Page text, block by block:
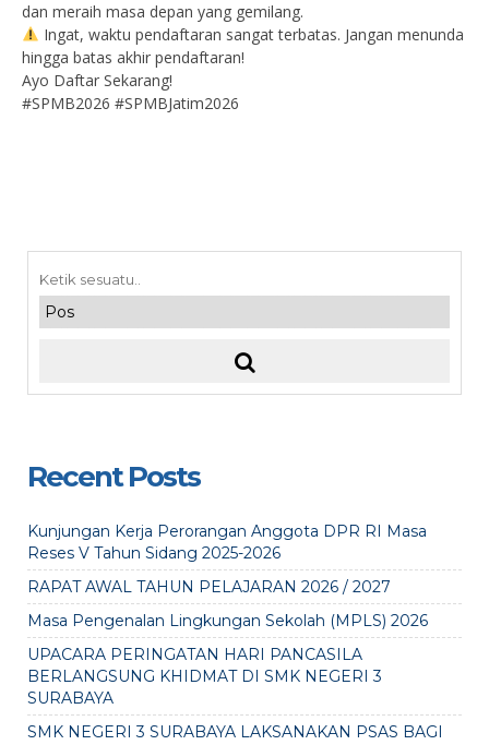
dan meraih masa depan yang gemilang.
Ingat, waktu pendaftaran sangat terbatas. Jangan menunda
hingga batas akhir pendaftaran!
Ayo Daftar Sekarang!
#SPMB2026 #SPMBJatim2026
Recent Posts
Kunjungan Kerja Perorangan Anggota DPR RI Masa
Reses V Tahun Sidang 2025-2026
RAPAT AWAL TAHUN PELAJARAN 2026 / 2027
Masa Pengenalan Lingkungan Sekolah (MPLS) 2026
UPACARA PERINGATAN HARI PANCASILA
BERLANGSUNG KHIDMAT DI SMK NEGERI 3
SURABAYA
SMK NEGERI 3 SURABAYA LAKSANAKAN PSAS BAGI